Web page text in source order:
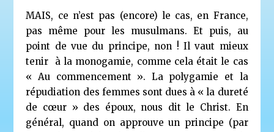
MAIS, ce n’est pas (encore) le cas, en France,
pas même pour les musulmans. Et puis, au
point de vue du principe, non ! Il vaut mieux
tenir à la monogamie, comme cela était le cas
« Au commencement ». La polygamie et la
répudiation des femmes sont dues à « la dureté
de cœur » des époux, nous dit le Christ. En
général, quand on approuve un principe (par